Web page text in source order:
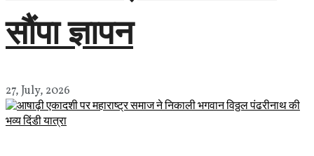
सौंपा ज्ञापन
27, July, 2026